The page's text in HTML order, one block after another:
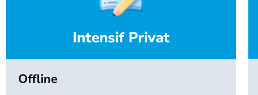
Intensif Privat
Offline